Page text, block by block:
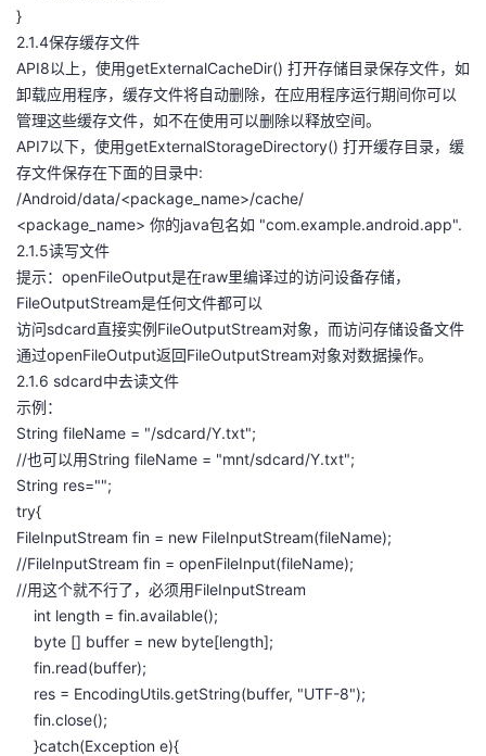
}
2.1.4保存缓存文件
API8以上，使用getExternalCacheDir() 打开存储目录保存文件，如
卸载应用程序，缓存文件将自动删除，在应用程序运行期间你可以
管理这些缓存文件，如不在使用可以删除以释放空间。
API7以下，使用getExternalStorageDirectory() 打开缓存目录，缓
存文件保存在下面的目录中:
/Android/data/<package_name>/cache/
<package_name> 你的java包名如 "com.example.android.app".
2.1.5读写文件
提示：openFileOutput是在raw里编译过的访问设备存储，
FileOutputStream是任何文件都可以
访问sdcard直接实例FileOutputStream对象，而访问存储设备文件
通过openFileOutput返回FileOutputStream对象对数据操作。
2.1.6 sdcard中去读文件
示例：
String fileName = "/sdcard/Y.txt";
//也可以用String fileName = "mnt/sdcard/Y.txt";
String res="";
try{
FileInputStream fin = new FileInputStream(fileName);
//FileInputStream fin = openFileInput(fileName);
//用这个就不行了，必须用FileInputStream
int length = fin.available();
byte [] buffer = new byte[length];
fin.read(buffer);
res = EncodingUtils.getString(buffer, "UTF-8");
fin.close();
}catch(Exception e){